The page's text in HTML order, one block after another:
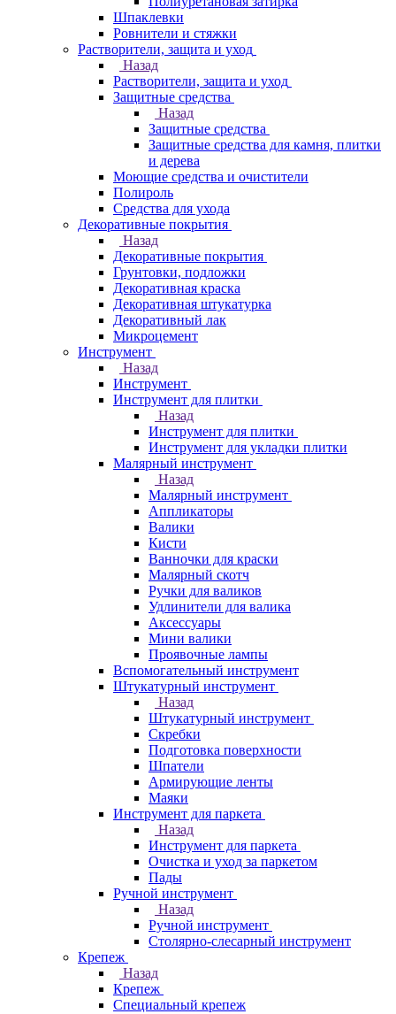
Шпаклевки
Ровнители и стяжки
Растворители, защита и уход
Назад
Растворители, защита и уход
Защитные средства
Назад
Защитные средства
Защитные средства для камня, плитки
и дерева
Моющие средства и очистители
Полироль
Средства для ухода
Декоративные покрытия
Назад
Декоративные покрытия
Грунтовки, подложки
Декоративная краска
Декоративная штукатурка
Декоративный лак
Микроцемент
Инструмент
Назад
Инструмент
Инструмент для плитки
Назад
Инструмент для плитки
Инструмент для укладки плитки
Малярный инструмент
Назад
Малярный инструмент
Аппликаторы
Валики
Кисти
Ванночки для краски
Малярный скотч
Ручки для валиков
Удлинители для валика
Аксессуары
Мини валики
Проявочные лампы
Вспомогательный инструмент
Штукатурный инструмент
Назад
Штукатурный инструмент
Скребки
Подготовка поверхности
Шпатели
Армирующие ленты
Маяки
Инструмент для паркета
Назад
Инструмент для паркета
Очистка и уход за паркетом
Пады
Ручной инструмент
Назад
Ручной инструмент
Столярно-слесарный инструмент
Крепеж
Назад
Крепеж
Специальный крепеж